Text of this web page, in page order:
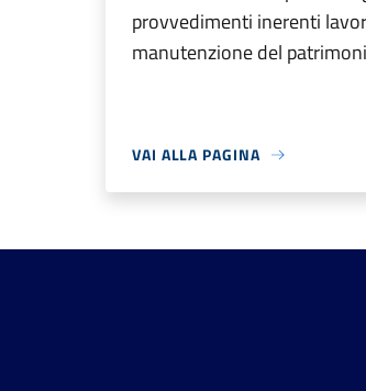
provvedimenti inerenti
manutenzione del
VAI ALLA PAGINA